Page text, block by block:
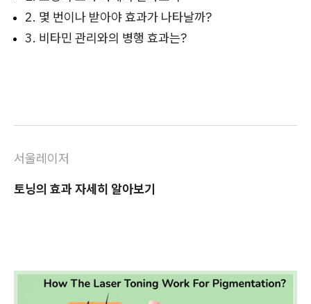
2. 몇 번이나 받아야 효과가 나타날까?
3. 비타민 관리와의 병행 효과는?
서울레이저
토닝의 효과 자세히 알아보기